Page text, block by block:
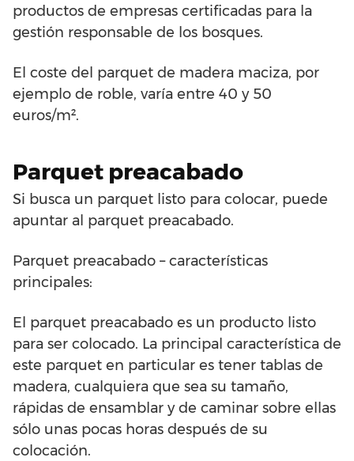
productos de empresas certificadas para la
gestión responsable de los bosques.
El coste del parquet de madera maciza, por
ejemplo de roble, varía entre 40 y 50
euros/m².
Parquet preacabado
Si busca un parquet listo para colocar, puede
apuntar al parquet preacabado.
Parquet preacabado – características
principales:
El parquet preacabado es un producto listo
para ser colocado. La principal característica de
este parquet en particular es tener tablas de
madera, cualquiera que sea su tamaño,
rápidas de ensamblar y de caminar sobre ellas
sólo unas pocas horas después de su
colocación.